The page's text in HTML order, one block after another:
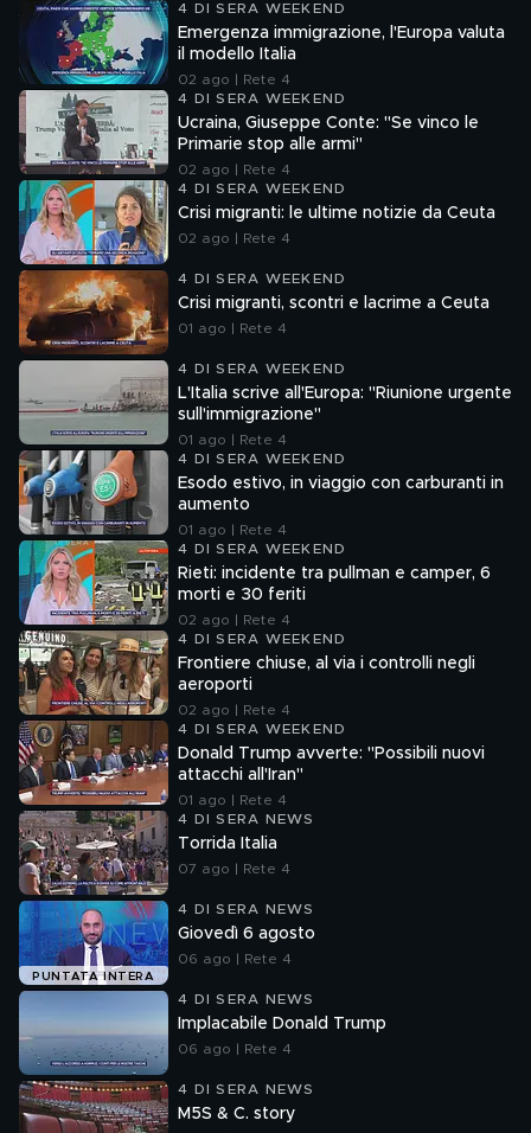
4 DI SERA WEEKEND
Emergenza immigrazione, l'Europa valuta
il modello Italia
02 ago | Rete 4
4 DI SERA WEEKEND
Ucraina, Giuseppe Conte: "Se vinco le
Primarie stop alle armi"
02 ago | Rete 4
4 DI SERA WEEKEND
Crisi migranti: le ultime notizie da Ceuta
02 ago | Rete 4
4 DI SERA WEEKEND
Crisi migranti, scontri e lacrime a Ceuta
01 ago | Rete 4
4 DI SERA WEEKEND
L'Italia scrive all'Europa: "Riunione urgente
sull'immigrazione"
01 ago | Rete 4
4 DI SERA WEEKEND
Esodo estivo, in viaggio con carburanti in
aumento
01 ago | Rete 4
4 DI SERA WEEKEND
Rieti: incidente tra pullman e camper, 6
morti e 30 feriti
02 ago | Rete 4
4 DI SERA WEEKEND
Frontiere chiuse, al via i controlli negli
aeroporti
02 ago | Rete 4
4 DI SERA WEEKEND
Donald Trump avverte: "Possibili nuovi
attacchi all'Iran"
01 ago | Rete 4
4 DI SERA NEWS
Torrida Italia
07 ago | Rete 4
PUNTATA INTERA
4 DI SERA NEWS
Giovedì 6 agosto
06 ago | Rete 4
4 DI SERA NEWS
Implacabile Donald Trump
06 ago | Rete 4
4 DI SERA NEWS
M5S & C. story